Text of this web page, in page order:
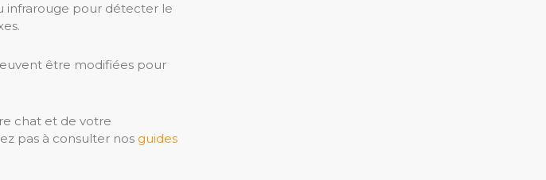
infrarouge pour détecter le
être modifiées pour
chat et de votre
pas à consulter nos guides